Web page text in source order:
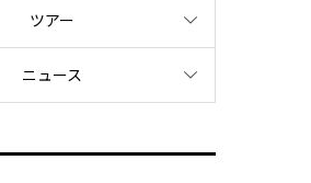
ツアー
ニュース